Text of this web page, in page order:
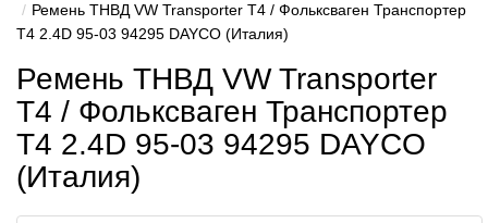
Ремень ТНВД VW Transporter T4 / Фольксваген Транспортер
Т4 2.4D 95-03 94295 DAYCO (Италия)
Ремень ТНВД VW Transporter
T4 / Фольксваген Транспортер
Т4 2.4D 95-03 94295 DAYCO
(Италия)